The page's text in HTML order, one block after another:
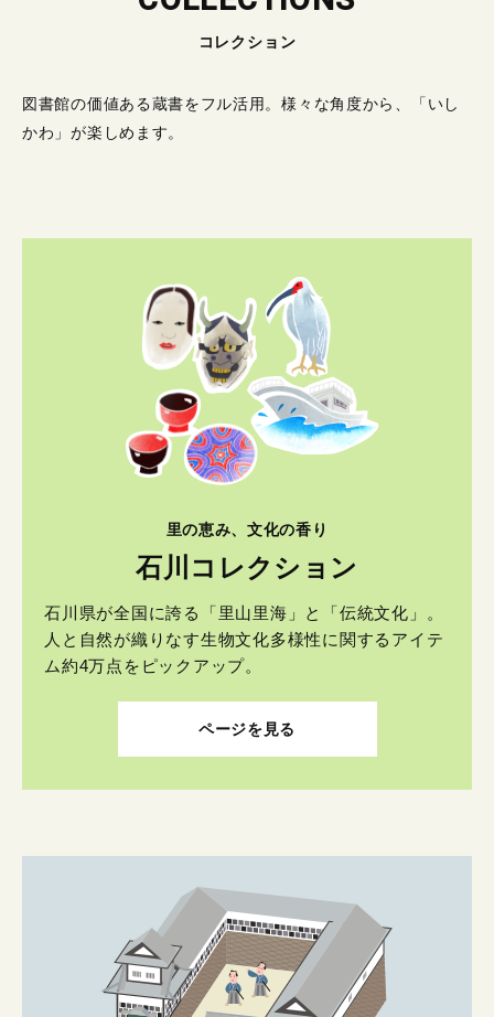
コレクション
図書館の価値ある蔵書をフル活用。様々な角度から、「いし
かわ」が楽しめます。
里の恵み、文化の香り
石川コレクション
石川県が全国に誇る「里山里海」と「伝統文化」。
人と自然が織りなす生物文化多様性に関するアイテ
ム約4万点をピックアップ。
ページを見る